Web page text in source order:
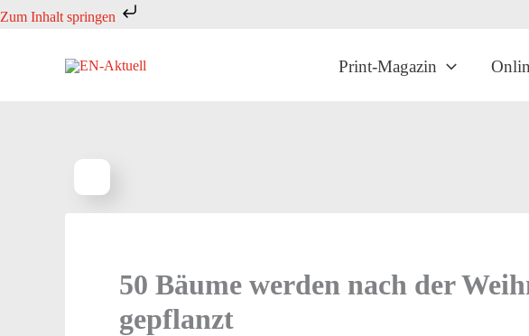
Zum Inhalt springen
Zum
Print-Magazin
50 Bäume werden nach der
gepflanzt